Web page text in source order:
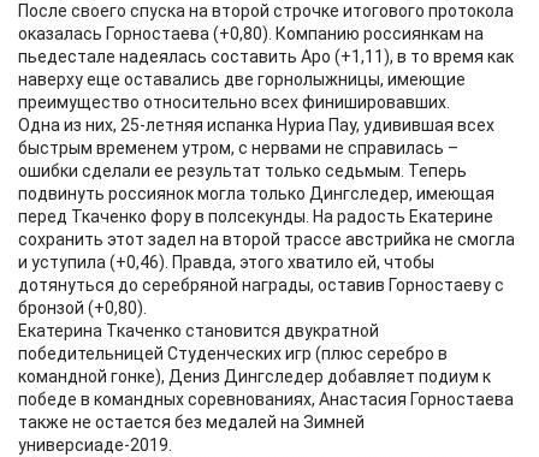
После своего спуска на второй строчке итогового протокола
оказалась Горностаева (+0,80). Компанию россиянкам на
пьедестале надеялась составить Аро (+1,11), в то время как
наверху еще оставались две горнолыжницы, имеющие
преимущество относительно всех финишировавших.
Одна из них, 25-летняя испанка Нуриа Пау, удивившая всех
быстрым временем утром, с нервами не справилась –
ошибки сделали ее результат только седьмым. Теперь
подвинуть россиянок могла только Дингследер, имеющая
перед Ткаченко фору в полсекунды. На радость Екатерине
сохранить этот задел на второй трассе австрийка не смогла
и уступила (+0,46). Правда, этого хватило ей, чтобы
дотянуться до серебряной награды, оставив Горностаеву с
бронзой (+0,80).
Екатерина Ткаченко становится двукратной
победительницей Студенческих игр (плюс серебро в
командной гонке), Дениз Дингследер добавляет подиум к
победе в командных соревнованиях, Анастасия Горностаева
также не остается без медалей на Зимней
универсиаде-2019.